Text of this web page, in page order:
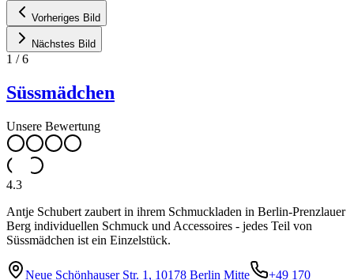
Vorheriges Bild
Nächstes Bild
1 /6
Süssmädchen
Unsere Bewertung
4.3
Antje Schubert zaubert in ihrem Schmuckladen in Berlin-Prenzlauer
Berg individuellen Schmuck und Accessoires - jedes Teil von
Süssmädchen ist ein Einzelstück.
Neue Schönhauser Str. 1, 10178 Berlin Mitte
+49 170